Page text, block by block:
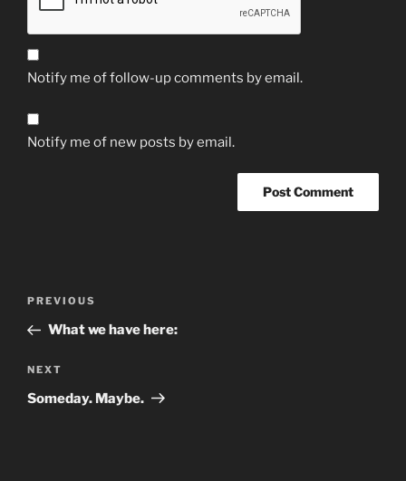
Notify me of follow-up comments by email.
Notify me of new posts by email.
Previous
Post
PREVIOUS
What we have here:
Next
Post
NEXT
Someday. Maybe.